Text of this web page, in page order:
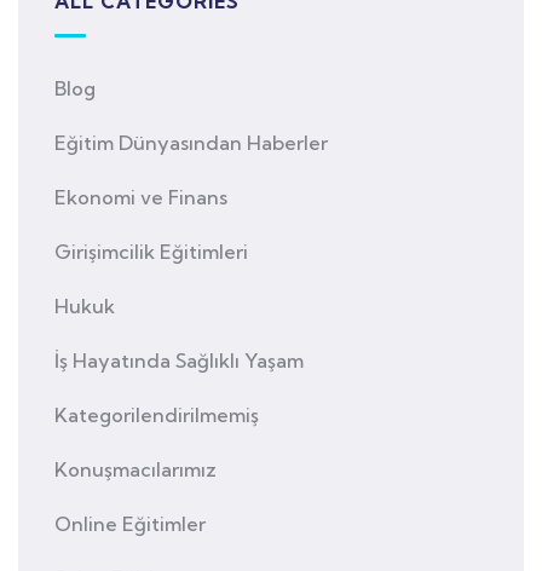
Blog
Eğitim Dünyasından Haberler
Ekonomi ve Finans
Girişimcilik Eğitimleri
Hukuk
İş Hayatında Sağlıklı Yaşam
Kategorilendirilmemiş
Konuşmacılarımız
Online Eğitimler